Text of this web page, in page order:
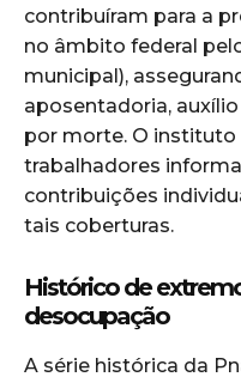
contribuíram para a
no âmbito federal
municipal),
aposentadoria,
por morte. O
trabalhadores
contribuições
tais coberturas.
Histórico de
desocupação
A série histórica da